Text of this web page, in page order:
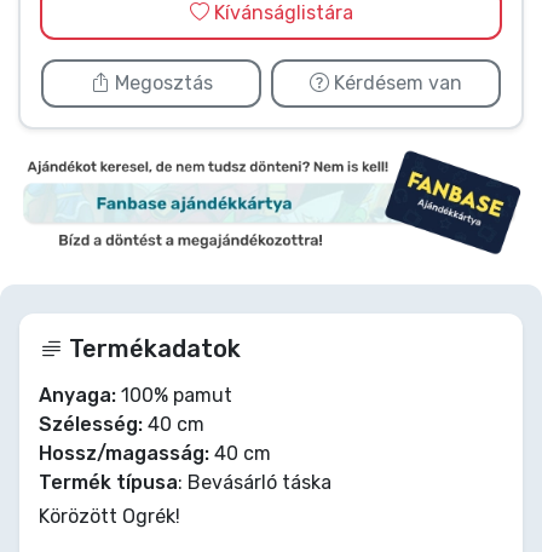
Kívánságlistára
Megosztás Kérdésem van
Termékadatok
Anyaga: 100% pamut
Szélesség: 40 cm
Hossz/magasság: 40 cm
Termék típusa: Bevásárló táska
Körözött Ogrék!